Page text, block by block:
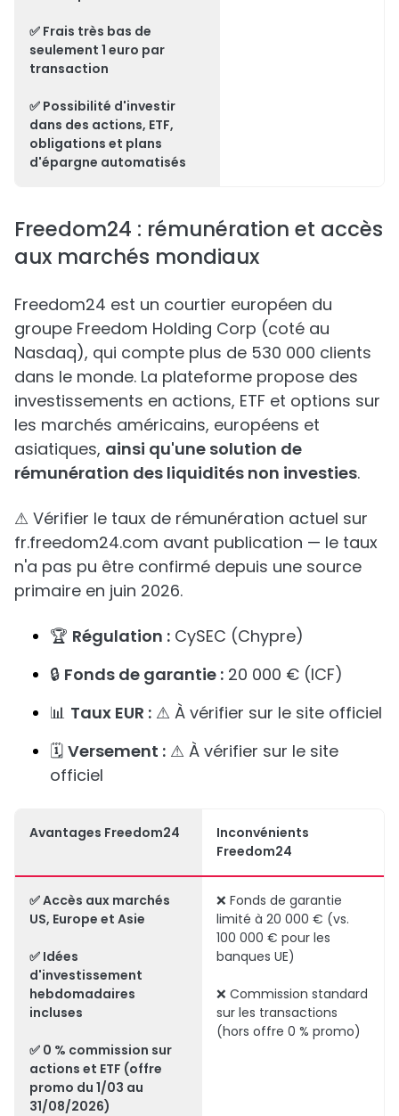
✅ Frais très bas de
seulement 1 euro par
transaction
✅ Possibilité d'investir
dans des actions, ETF,
obligations et plans
d'épargne automatisés
Freedom24 : rémunération et accès
aux marchés mondiaux
Freedom24 est un courtier européen du
groupe Freedom Holding Corp (coté au
Nasdaq), qui compte plus de 530 000 clients
dans le monde. La plateforme propose des
investissements en actions, ETF et options sur
les marchés américains, européens et
asiatiques, ainsi qu'une solution de
rémunération des liquidités non investies.
⚠ Vérifier le taux de rémunération actuel sur
fr.freedom24.com avant publication — le taux
n'a pas pu être confirmé depuis une source
primaire en juin 2026.
🏆 Régulation : CySEC (Chypre)
🔒 Fonds de garantie : 20 000 € (ICF)
📊 Taux EUR : ⚠ À vérifier sur le site officiel
🗓️ Versement : ⚠ À vérifier sur le site
officiel
Avantages Freedom24
Inconvénients
Freedom24
✅ Accès aux marchés
US, Europe et Asie
✅ Idées
d'investissement
hebdomadaires
incluses
✅ 0 % commission sur
actions et ETF (offre
promo du 1/03 au
31/08/2026)
❌ Fonds de garantie
limité à 20 000 € (vs.
100 000 € pour les
banques UE)
❌ Commission standard
sur les transactions
(hors offre 0 % promo)